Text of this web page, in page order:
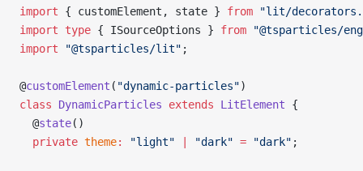
import { customElement, state } from "lit/
import type { ISourceOptions } from "@tsparticles/
import "@tsparticles/lit" ;
@customElement ( "dynamic-particles")
class DynamicParticles extends LitElement {
  @
state()
  private
theme: "light" "dark" = "dark" ;